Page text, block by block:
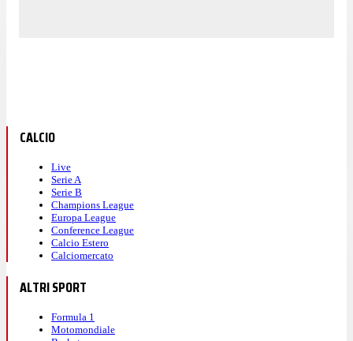
CALCIO
Live
Serie A
Serie B
Champions League
Europa League
Conference League
Calcio Estero
Calciomercato
ALTRI SPORT
Formula 1
Motomondiale